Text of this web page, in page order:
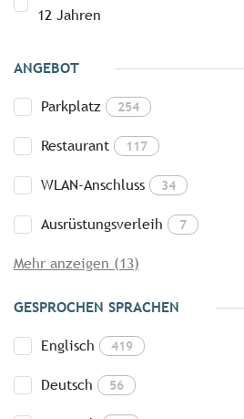
12 Jahren
ANGEBOT
Parkplatz 254
Restaurant 117
WLAN-Anschluss 34
Ausrüstungsverleih 7
Mehr anzeigen (13)
GESPROCHEN SPRACHEN
Englisch 419
Deutsch 56